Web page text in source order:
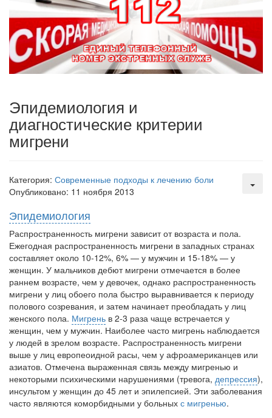
Зарплата врачей в 2018 году превысит средний доход
россиян в два раза
Глава Минздрава РФ
Вероника Скворцова
опровергла
сообщение о падении
встрече с журналистами ведущих...
надзору в сфере
острой кардиотоксичности и
роста сопутствующих
осложнений от...
Закон о праве родителей находиться с детьми в
реанимации внесен в Госдуму
Соответствующий
законопроект внесен в
палату на
рассмотрение. Суть его
заключается в
нахождении одного из
родителей в
Эпидемиология и
диагностические критерии
мигрени
Категория: Современные подходы к лечению боли
Опубликовано: 11 ноября 2013
Эпидемиология
Распространенность мигрени зависит от возраста и пола.
Ежегодная распространен­ность мигрени в западных странах
составляет около 10-12%, 6% — у мужчин и 15-18% — у
женщин. У мальчиков дебют мигрени отме­чается в более
раннем возрасте, чем у девочек, однако распространенность
мигрени у лиц обоего пола быстро выравнивается к периоду
полового созревания, и затем начинает пре­обладать у лиц
женского пола. Мигрень в 2-3 раза чаще встречается у
женщин, чем у муж­чин. Наиболее часто мигрень наблюдается
у людей в зрелом возрасте. Распространенность мигрени
выше у лиц европеоидной расы, чем у афроамериканцев или
азиатов. Отмечена выраженная связь между мигренью и
некото­рыми психическими нарушениями (тревога, депрессия),
инсультом у женщин до 45 лет и эпилепсией. Эти заболевания
часто являются коморбидными у больных с мигренью.